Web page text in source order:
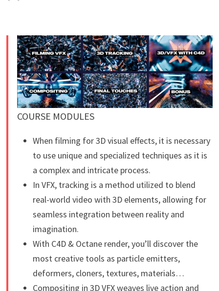
COURSE MODULES
When filming for 3D visual effects, it is necessary
to use unique and specialized techniques as it is
a complex and intricate process.
In VFX, tracking is a method utilized to blend
real-world video with 3D elements, allowing for
seamless integration between reality and
imagination.
With C4D & Octane render, you’ll discover the
most creative tools as particle emitters,
deformers, cloners, textures, materials…
Compositing in 3D VFX weaves live action and